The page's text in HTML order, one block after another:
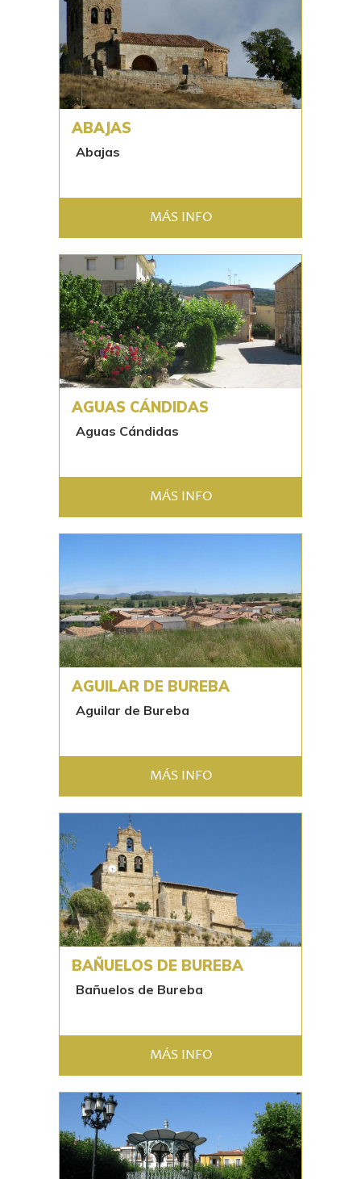
ABAJAS
Abajas
MÁS INFO
AGUAS CÁNDIDAS
Aguas Cándidas
MÁS INFO
AGUILAR DE BUREBA
Aguilar de Bureba
MÁS INFO
BAÑUELOS DE BUREBA
Bañuelos de Bureba
MÁS INFO